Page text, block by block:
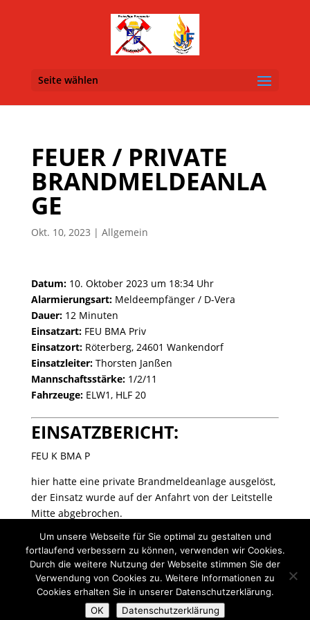
Seite wählen
FEUER / PRIVATE
BRANDMELDEANLA
GE
Okt. 10, 2023 | Allgemein
Datum:10. Oktober 2023 um 18:34 Uhr
Alarmierungsart:Meldeempfänger / D-Vera
Dauer:12 Minuten
Einsatzart:FEU BMA Priv
Einsatzort:Röterberg, 24601 Wankendorf
Einsatzleiter:Thorsten Janßen
Mannschaftsstärke:1/2/11
Fahrzeuge:ELW1, HLF 20
EINSATZBERICHT:
FEU K BMA P
hier hatte eine private Brandmeldeanlage ausgelöst,
der Einsatz wurde auf der Anfahrt von der Leitstelle
Mitte abgebrochen.
Designed by exklusivMARKETING |
www.marketing.sh
Um unsere Webseite für Sie optimal zu gestalten und
fortlaufend verbessern zu können, verwenden wir Cookies.
Durch die weitere Nutzung der Webseite stimmen Sie der
Verwendung von Cookies zu. Weitere Informationen zu
Cookies erhalten Sie in unserer Datenschutzerklärung.
OK
Datenschutzerklärung